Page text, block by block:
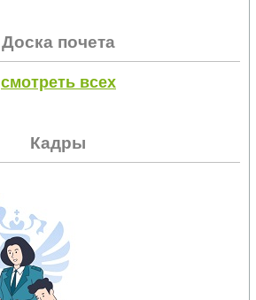
Доска почета
смотреть всех
Кадры